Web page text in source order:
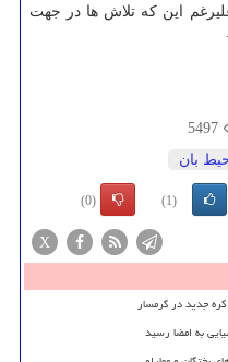
این كه تلاش ها در جهت
5497
بان
(1)
(0)
X
به امضا رسید